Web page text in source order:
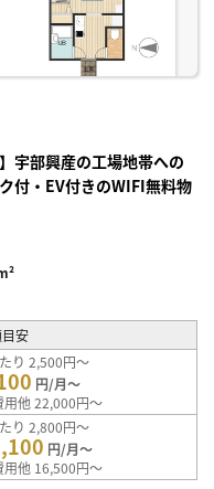
宇部興産の工場地帯への
付・EV付きのWIFI無料物
安
り 2,500円～
円/月～
用他 22,000円～
り 2,800円～
円/月～
用他 16,500円～